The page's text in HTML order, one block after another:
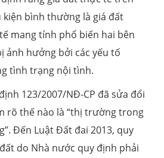
bình thường là giá đất
mang tính phổ biến hai bên
ảnh hưởng bởi các yếu tố
tình trạng nội tình.
123/2007/NĐ-CP đã sửa đổi
rõ thế nào là “thị trường trong
Đến Luật Đất đai 2013, quy
do Nhà nước quy định phải